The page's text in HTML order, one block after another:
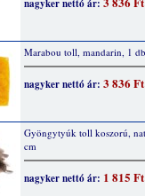
nagyker nettó ár:
Marabou toll, mandarin, 1
nagyker nettó ár: 3 836 Ft
Gyöngytyúk toll koszorú,
cm
nagyker nettó ár: 1 815 Ft